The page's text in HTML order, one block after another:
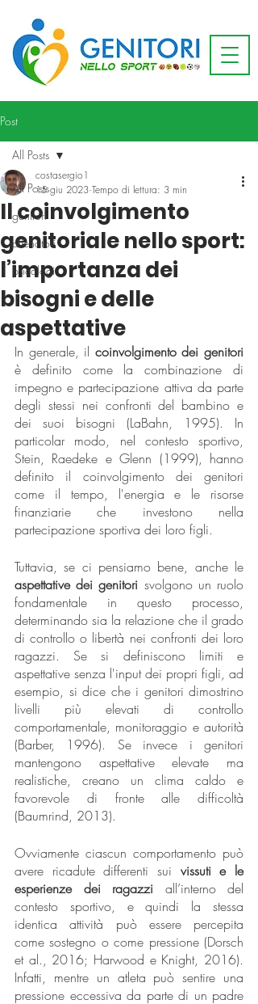
Post
All Posts
genitori
allenatori
psicologi
All Posts
Il coinvolgimento
genitoriale nello sport:
l’importanza dei
bisogni e delle
aspettative
costasergio1
15 giu 2023 Tempo di lettura: 3 min
In generale, il coinvolgimento dei genitori
è definito come la combinazione di
impegno e partecipazione attiva da parte
degli stessi nei confronti del bambino e
dei suoi bisogni (LaBahn, 1995). In
particolar modo, nel contesto sportivo,
Stein, Raedeke e Glenn (1999), hanno
definito il coinvolgimento dei genitori
come il tempo, l'energia e le risorse
finanziarie che investono nella
partecipazione sportiva dei loro figli.
aspettative dei genitori svolgono un ruolo
fondamentale in questo processo,
determinando sia la relazione che il grado
di controllo o libertà nei confronti dei loro
ragazzi. Se si definiscono limiti e
aspettative senza l'input dei propri figli, ad
esempio, si dice che i genitori dimostrino
livelli più elevati di controllo
comportamentale, monitoraggio e autorità
(Barber, 1996). Se invece i genitori
mantengono aspettative elevate ma
realistiche, creano un clima caldo e
favorevole di fronte alle difficoltà
(Baumrind, 2013).
Ovviamente ciascun comportamento può
avere ricadute differenti sui vissuti e le
esperienze dei ragazzi all’interno del
contesto sportivo, e quindi la stessa
identica attività può essere percepita
come sostegno o come pressione (Dorsch
et al., 2016; Harwood e Knight, 2016).
Infatti, mentre un atleta può sentire una
pressione eccessiva da parte di un padre